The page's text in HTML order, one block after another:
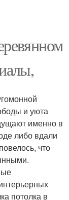
и уюта
именно в
либо вдали
что
потолка в